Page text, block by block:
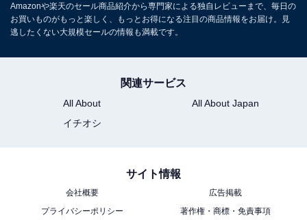
Amazonや楽天のセール商品紹介から専門家による独自レビューまで、毎日の
お買いものがもっと楽しく、もっとお得になる注目の商品情報をお届け。見
逃したくない大規模セールの情報も満載です。
関連サービス
All About
All About Japan
イチオシ
サイト情報
会社概要
広告掲載
プライバシーポリシー
著作権・商標・免責事項